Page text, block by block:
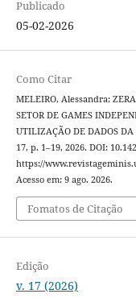
Publicado
05-02-2026
Como Citar
MELEIRO, Alessandra;
SETOR DE GAMES
UTILIZAÇÃO DE DADOS DA
17, p. 1–19, 2026. DOI:
https://
Acesso em: 9 ago. 2026.
Fomatos de Citação
Edição
v. 17 (2026)